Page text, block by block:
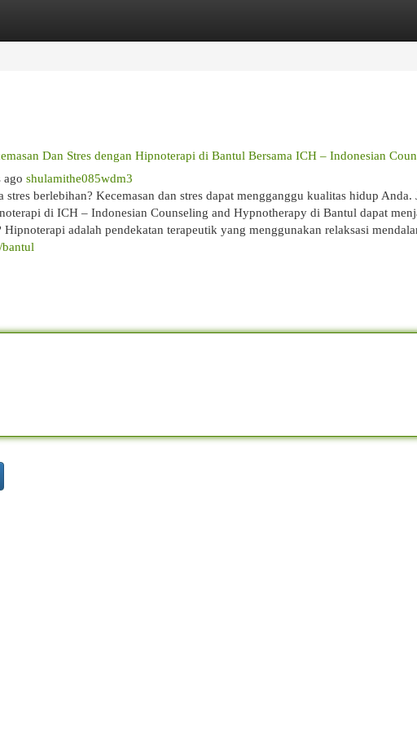
Dan Stres dengan Hipnoterapi di Bantul Bersama ICH – Indonesian
ago shulamithe085wdm3
stres berlebihan? Kecemasan dan stres dapat mengganggu kualitas hidup
di ICH – Indonesian Counseling and Hypnotherapy di Bantul dapat
adalah pendekatan terapeutik yang menggunakan relaksasi